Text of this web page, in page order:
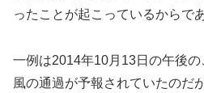
ったことが起こっているからであ
一例は2014年10月13日の午後
風の通過が予報されていたのだ